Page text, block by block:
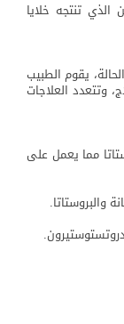
تنتجه خلايا
يقوم الطبيب
وتتعدد العلاجات
مما يعمل على
والبروستاتا.